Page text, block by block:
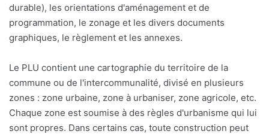
durable), les orientations d'aménagement et de
programmation, le zonage et les divers documents
graphiques, le règlement et les annexes.
Le PLU contient une cartographie du territoire de la
commune ou de l'intercommunalité, divisé en plusieurs
zones : zone urbaine, zone à urbaniser, zone agricole, etc.
Chaque zone est soumise à des règles d'urbanisme qui lui
sont propres. Dans certains cas, toute construction peut